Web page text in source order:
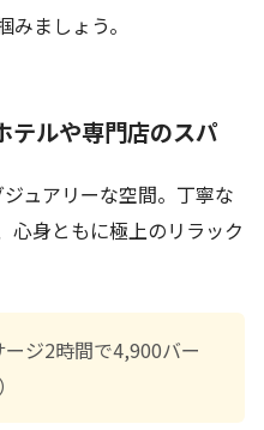
ましょう。
ルや専門店のスパ
ュアリーな空間。丁寧な
心身ともに極上のリラック
ジ2時間で4,900バー